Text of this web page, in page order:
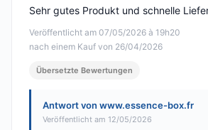
Veröffentlicht am 07/05/2026 à 19h20
nach einem Kauf von 26/04/2026
Sehr gutes Produkt und schnelle
Übersetzte Bewertungen
Antwort von www.essence-box.fr
Veröffentlicht am 12/05/2026